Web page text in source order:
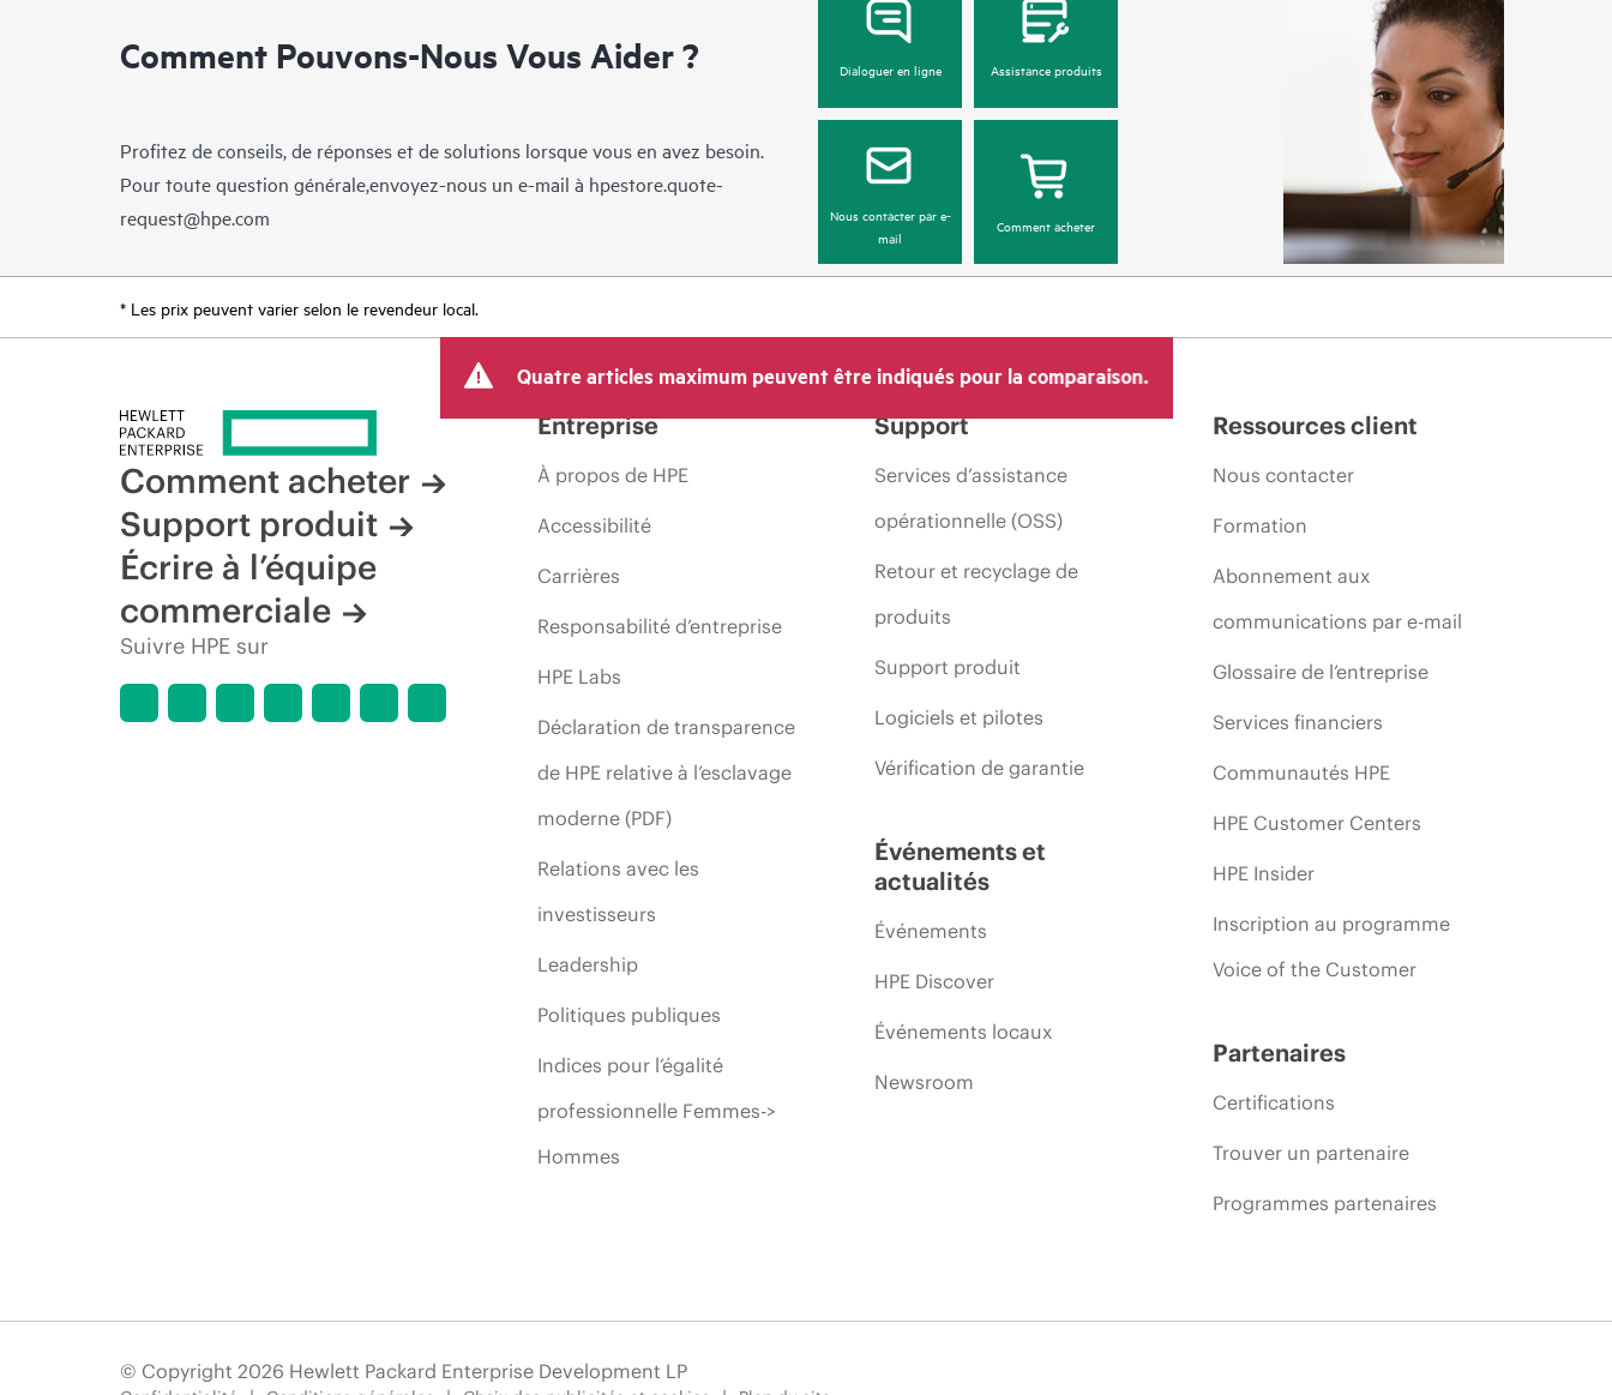
Comment Pouvons-Nous Vous Aider ?
Profitez de conseils, de réponses et de solutions lorsque vous en avez besoin.
Pour toute question générale,envoyez-nous un e-mail à hpestore.quote-
request@hpe.com
Dialoguer en ligne Assistance produits
Nous contacter par e-
mail
Comment acheter
* Les prix peuvent varier selon le revendeur local.
Quatre articles maximum peuvent être indiqués pour la comparaison.
Comment acheter
Support produit
Écrire à l’équipe
commerciale
Suivre HPE sur
Entreprise
À propos de HPE
Accessibilité
Carrières
Responsabilité d’entreprise
HPE Labs
Déclaration de transparence
de HPE relative à l’esclavage
moderne (PDF)
Relations avec les
investisseurs
Leadership
Politiques publiques
Indices pour l’égalité
professionnelle Femmes->
Hommes
Support
Services d’assistance
opérationnelle (OSS)
Retour et recyclage de
produits
Support produit
Logiciels et pilotes
Vérification de garantie
Événements et
actualités
Événements
HPE Discover
Événements locaux
Newsroom
Ressources client
Nous contacter
Formation
Abonnement aux
communications par e-mail
Glossaire de l’entreprise
Services financiers
Communautés HPE
HPE Customer Centers
HPE Insider
Inscription au programme
Voice of the Customer
Partenaires
Certifications
Trouver un partenaire
Programmes partenaires
© Copyright 2026 Hewlett Packard Enterprise Development LP